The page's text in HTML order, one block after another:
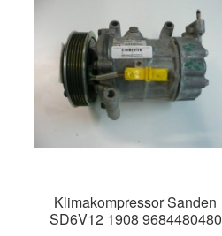
Klimakompressor Sanden
SD6V12 1908 9684480480